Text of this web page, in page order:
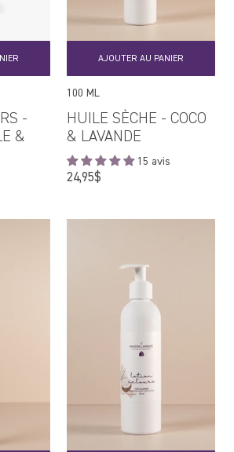
-
&
AJOUTER AU PANIER
100 ML
HUILE SÈCHE - COCO
& LAVANDE
15 avis
24,95$Prix